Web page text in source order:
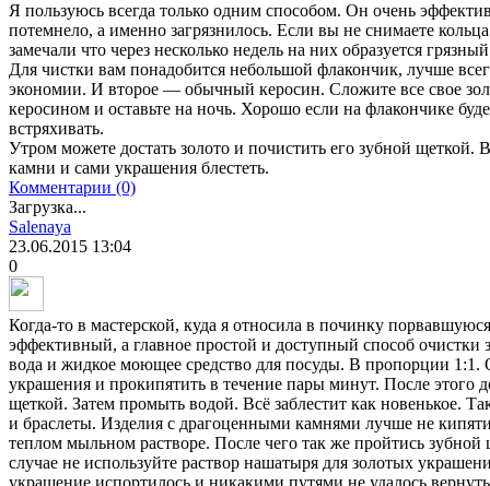
Я пользуюсь всегда только одним способом. Он очень
потемнело, а именно загрязнилось. Если вы не снимаете
замечали что через несколько недель на них образуется
Для чистки вам понадобится небольшой флакончик, лучше
экономии. И второе — обычный керосин. Сложите все свое
керосином и оставьте на ночь. Хорошо если на флакончике
встряхивать.
Утром можете достать золото и почистить его зубной щеткой.
камни и сами украшения блестеть.
Комментарии (0)
Загрузка...
Salenaya
23.06.2015 13:04
0
Когда-то в мастерской, куда я относила в починку
эффективный, а главное простой и доступный способ
вода и жидкое моющее средство для посуды. В пропорции 1:1.
украшения и прокипятить в течение пары минут. После этого
щеткой. Затем промыть водой. Всё заблестит как новенькое.
и браслеты. Изделия с драгоценными камнями лучше не
теплом мыльном растворе. После чего так же пройтись
случае не используйте раствор нашатыря для золотых